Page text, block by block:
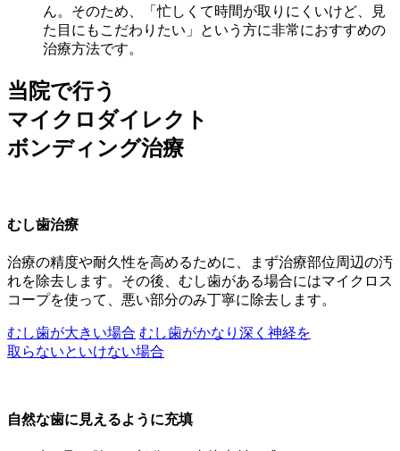
ん。そのため、「忙しくて時間が取りにくいけど、見
た目にもこだわりたい」という方に非常におすすめの
治療方法です。
当院で行う
マイクロダイレクト
ボンディング治療
むし歯治療
治療の精度や耐久性を高めるために、まず治療部位周辺の汚
れを除去します。その後、むし歯がある場合にはマイクロス
コープを使って、悪い部分のみ丁寧に除去します。
むし歯が大きい場合 むし歯がかなり深く神経を
取らないといけない場合
自然な歯に見えるように充填